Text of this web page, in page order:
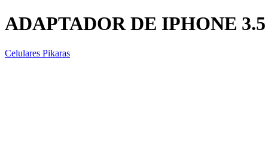
ADAPTADOR DE IPHONE
Celulares Pikaras